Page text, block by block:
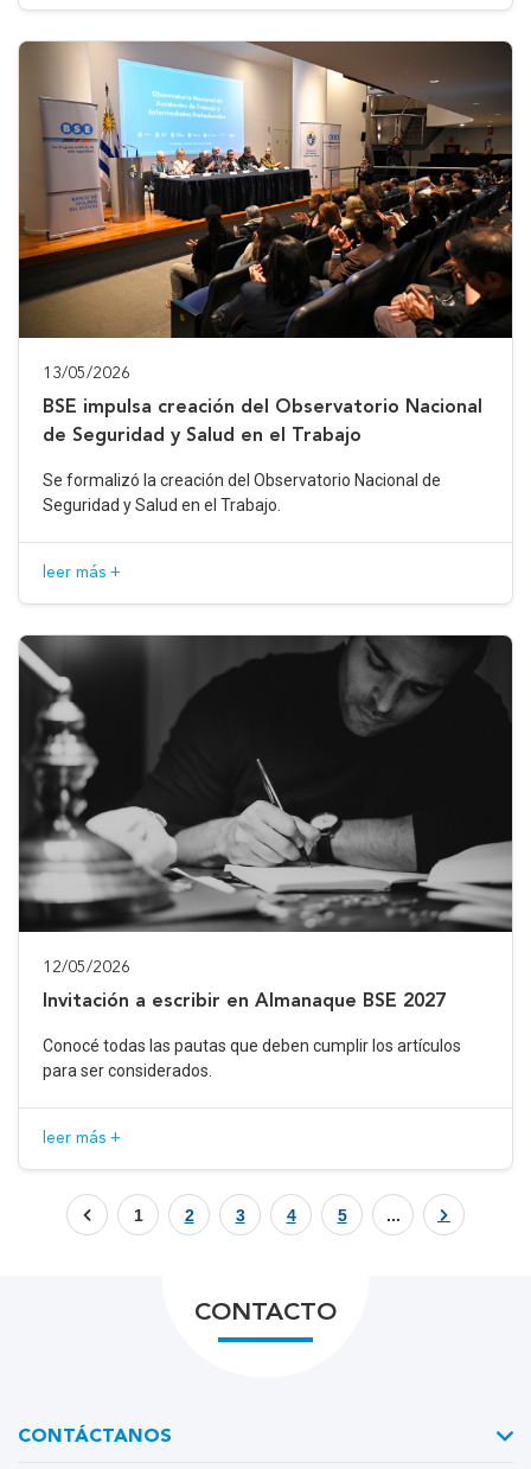
13/05/2026
BSE impulsa creación del Observatorio Nacional
de Seguridad y Salud en el Trabajo
Se formalizó la creación del Observatorio Nacional de
Seguridad y Salud en el Trabajo.
leer más +
12/05/2026
Invitación a escribir en Almanaque BSE 2027
Conocé todas las pautas que deben cumplir los artículos
para ser considerados.
leer más +
1 2 3 4 5 ...
CONTACTO
CONTÁCTANOS